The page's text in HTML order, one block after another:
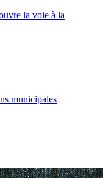
la voie à la
municipales